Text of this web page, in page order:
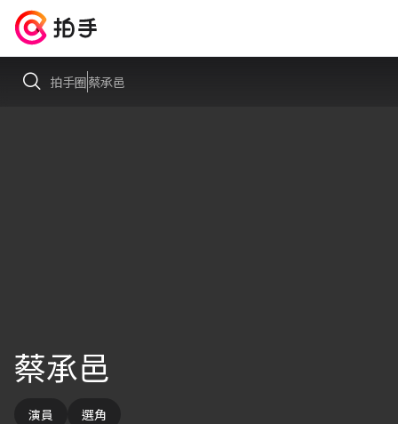
拍手圈蔡承邑
蔡承邑
演員 選角